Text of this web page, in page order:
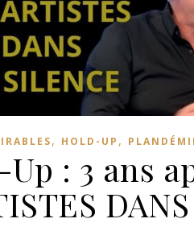
, HOLD-UP ,
: 3 ans